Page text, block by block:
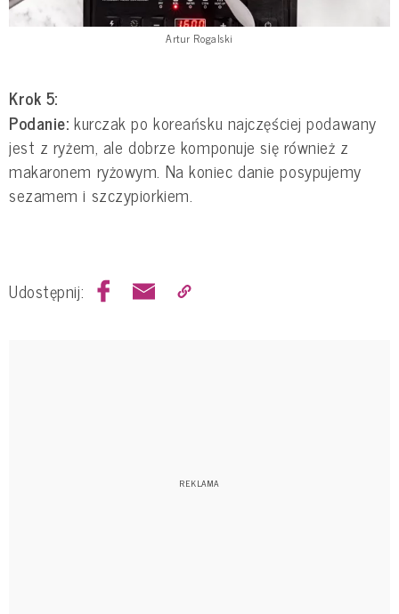
Artur Rogalski
Krok 5:
Podanie: kurczak po koreańsku najczęściej podawany
jest z ryżem, ale dobrze komponuje się również z
makaronem ryżowym. Na koniec danie posypujemy
sezamem i szczypiorkiem.
Udostępnij: